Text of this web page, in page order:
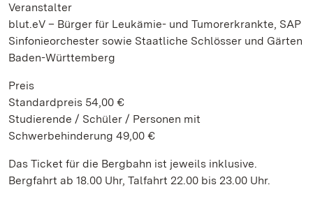
Veranstalter
blut.eV – Bürger für Leukämie- und Tumorerkrankte, SAP
Sinfonieorchester sowie Staatliche Schlösser und Gärten
Baden-Württemberg
Preis
Standardpreis 54,00 €
Studierende / Schüler / Personen mit
Schwerbehinderung 49,00 €
Das Ticket für die Bergbahn ist jeweils inklusive.
Bergfahrt ab 18.00 Uhr, Talfahrt 22.00 bis 23.00 Uhr.